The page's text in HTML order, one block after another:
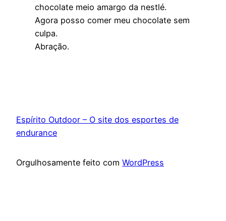
chocolate meio amargo da nestlé.
Agora posso comer meu chocolate sem
culpa.
Abração.
Espírito Outdoor – O site dos esportes de
endurance
Orgulhosamente feito com WordPress